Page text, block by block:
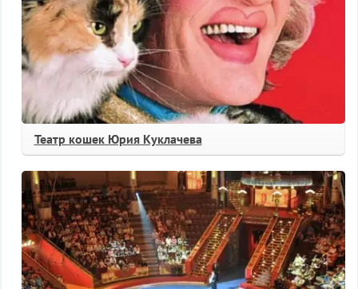
Театр кошек Юрия Куклачева